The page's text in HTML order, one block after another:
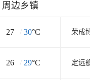
周边乡镇
27 / 30°C 荣成
26 / 29°C 定远